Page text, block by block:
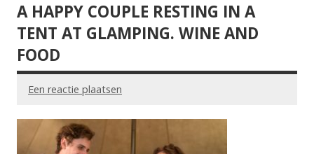
A HAPPY COUPLE RESTING IN A
TENT AT GLAMPING. WINE AND
FOOD
Een reactie plaatsen